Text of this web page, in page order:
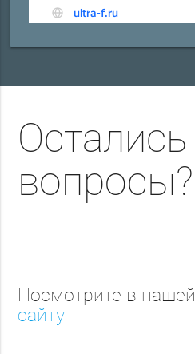
Остались
вопросы?
Посмотрите в нашей
сайту